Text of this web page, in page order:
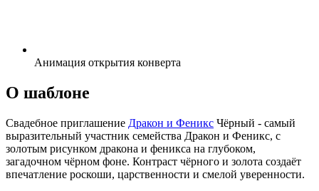
Анимация открытия конверта
О шаблоне
Свадебное приглашение Дракон и Феникс Чёрный - самый
выразительный участник семейства Дракон и Феникс, с
золотым рисунком дракона и феникса на глубоком,
загадочном чёрном фоне. Контраст чёрного и золота создаёт
впечатление роскоши, царственности и смелой уверенности.